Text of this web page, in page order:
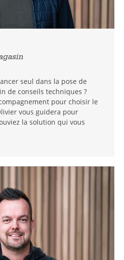
seul dans la pose de
de conseils techniques ?
pour choisir le
vous guidera pour
la solution qui vous